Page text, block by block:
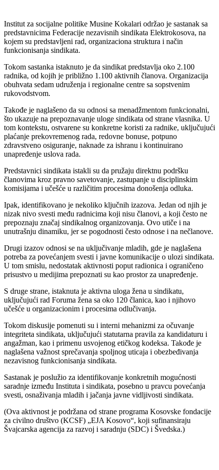
Institut za socijalne politike Musine Kokalari održao je sastanak sa
predstavnicima Federacije nezavisnih sindikata Elektrokosova, na
kojem su predstavljeni rad, organizaciona struktura i način
funkcionisanja sindikata.
Tokom sastanka istaknuto je da sindikat predstavlja oko 2.100
radnika, od kojih je približno 1.100 aktivnih članova. Organizacija
obuhvata sedam udruženja i regionalne centre sa sopstvenim
rukovodstvom.
Takođe je naglašeno da su odnosi sa menadžmentom funkcionalni,
što ukazuje na prepoznavanje uloge sindikata od strane vlasnika. U
tom kontekstu, ostvarene su konkretne koristi za radnike, uključujući
plaćanje prekovremenog rada, redovne bonuse, potpuno
zdravstveno osiguranje, naknade za ishranu i kontinuirano
unapređenje uslova rada.
Predstavnici sindikata istakli su da pružaju direktnu podršku
članovima kroz pravno savetovanje, zastupanje u disciplinskim
komisijama i učešće u različitim procesima donošenja odluka.
Ipak, identifikovano je nekoliko ključnih izazova. Jedan od njih je
nizak nivo svesti među radnicima koji nisu članovi, a koji često ne
prepoznaju značaj sindikalnog organizovanja. Ovo utiče i na
unutrašnju dinamiku, jer se pogodnosti često odnose i na nečlanove.
Drugi izazov odnosi se na uključivanje mladih, gde je naglašena
potreba za povećanjem svesti i javne komunikacije o ulozi sindikata.
U tom smislu, nedostatak aktivnosti poput radionica i ograničeno
prisustvo u medijima prepoznati su kao prostor za unapređenje.
S druge strane, istaknuta je aktivna uloga žena u sindikatu,
uključujući rad Foruma žena sa oko 120 članica, kao i njihovo
učešće u organizacionim i procesima odlučivanja.
Tokom diskusije pomenuti su i interni mehanizmi za očuvanje
integriteta sindikata, uključujući statutarna pravila za kandidaturu i
angažman, kao i primenu usvojenog etičkog kodeksa. Takođe je
naglašena važnost sprečavanja spoljnog uticaja i obezbeđivanja
nezavisnog funkcionisanja sindikata.
Sastanak je poslužio za identifikovanje konkretnih mogućnosti
saradnje između Instituta i sindikata, posebno u pravcu povećanja
svesti, osnaživanja mladih i jačanja javne vidljivosti sindikata.
(Ova aktivnost je podržana od strane programa Kosovske fondacije
za civilno društvo (KCSF) „EJA Kosovo“, koji sufinansiraju
Švajcarska agencija za razvoj i saradnju (SDC) i Švedska.)